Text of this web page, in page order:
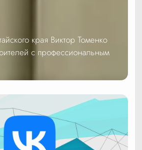
края Виктор Томенко
с профессиональным